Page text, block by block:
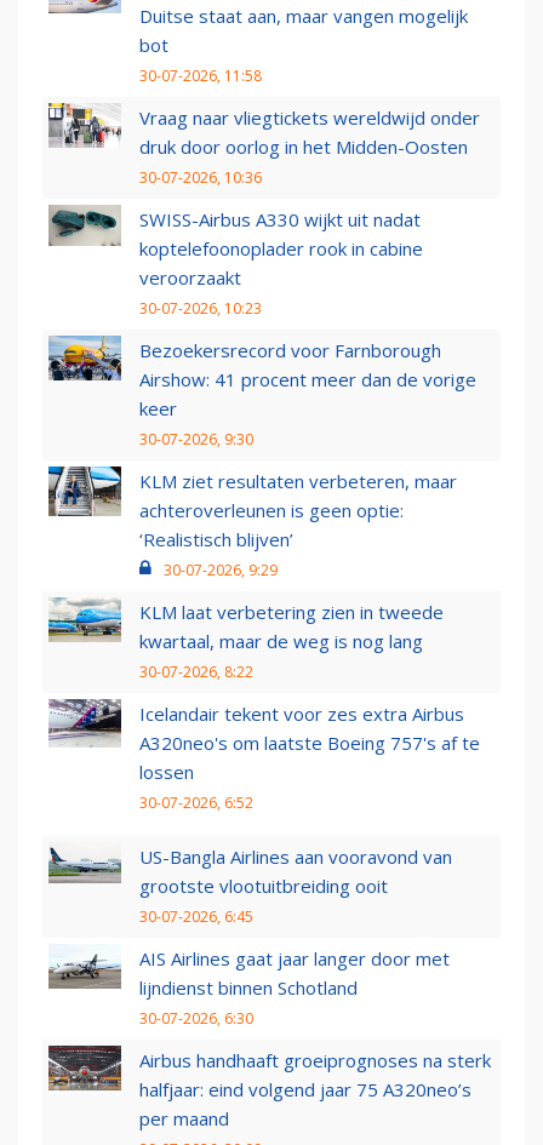
Duitse staat aan, maar vangen mogelijk
bot
30-07-2026, 11:58
Vraag naar vliegtickets wereldwijd onder
druk door oorlog in het Midden-Oosten
30-07-2026, 10:36
SWISS-Airbus A330 wijkt uit nadat
koptelefoonoplader rook in cabine
veroorzaakt
30-07-2026, 10:23
Bezoekersrecord voor Farnborough
Airshow: 41 procent meer dan de vorige
keer
30-07-2026, 9:30
KLM ziet resultaten verbeteren, maar
achteroverleunen is geen optie:
‘Realistisch blijven’
30-07-2026, 9:29
KLM laat verbetering zien in tweede
kwartaal, maar de weg is nog lang
30-07-2026, 8:22
Icelandair tekent voor zes extra Airbus
A320neo's om laatste Boeing 757's af te
lossen
30-07-2026, 6:52
US-Bangla Airlines aan vooravond van
grootste vlootuitbreiding ooit
30-07-2026, 6:45
AIS Airlines gaat jaar langer door met
lijndienst binnen Schotland
30-07-2026, 6:30
Airbus handhaaft groeiprognoses na sterk
halfjaar: eind volgend jaar 75 A320neo’s
per maand